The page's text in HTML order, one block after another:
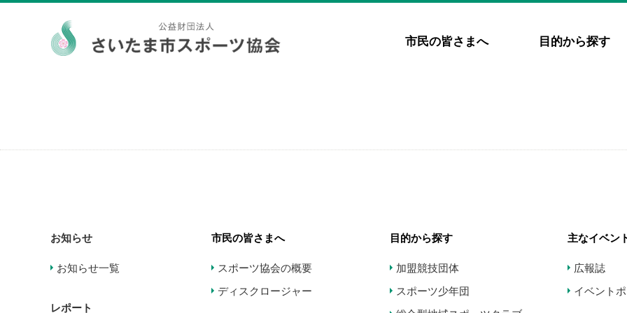
市民の皆さまへ 目的から探す
お知らせ
お知らせ一覧
レポート
市民の皆さまへ
スポーツ協会の概要
ディスクロージャー
目的から探す
加盟競技団体
スポーツ少年団
主なイベン
広報誌
イベント